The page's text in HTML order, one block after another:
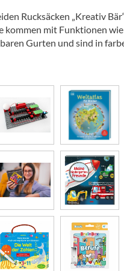
Rucksäcken „Kreativ
kommen mit Funktionen
Gurten und sind in